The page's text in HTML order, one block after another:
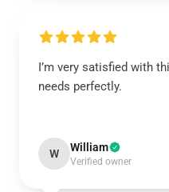
I’m very satisfied with
needs perfectly.
W William
Verified owner